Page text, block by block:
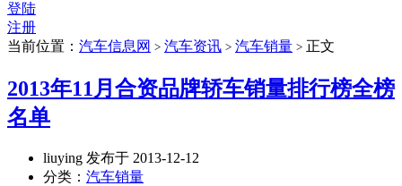
登陆
注册
当前位置： 汽车信息网 > 汽车资讯 > 汽车销量 > 正文
2013年11月合资品牌轿车销量排行榜全榜
名单
liuying 发布于 2013-12-12
分类： 汽车销量